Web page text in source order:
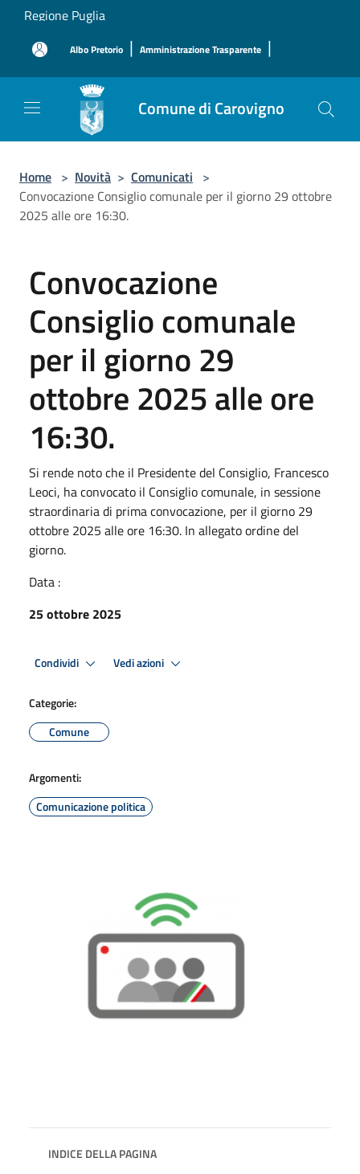
Salta al contenuto principale
Regione Puglia
Albo Pretorio | Amministrazione Trasparente |
Comune di Carovigno
Home > Novità > Comunicati >
Convocazione Consiglio comunale per il giorno 29 ottobre
2025 alle ore 16:30.
Convocazione
Consiglio comunale
per il giorno 29
ottobre 2025 alle ore
16:30.
Si rende noto che il Presidente del Consiglio, Francesco
Leoci, ha convocato il Consiglio comunale, in sessione
straordinaria di prima convocazione, per il giorno 29
ottobre 2025 alle ore 16:30. In allegato ordine del
giorno.
Data :
25 ottobre 2025
Condividi Vedi azioni
Categorie:
Comune
Argomenti:
Comunicazione politica
INDICE DELLA PAGINA